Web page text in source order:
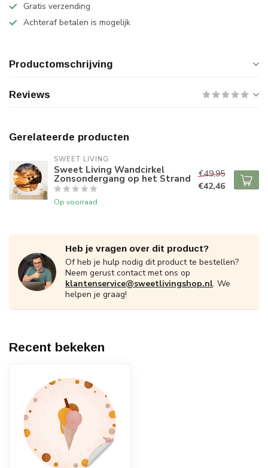
Gratis verzending
Achteraf betalen is mogelijk
Productomschrijving
Reviews
Gerelateerde producten
SWEET LIVING
Sweet Living Wandcirkel
Zonsondergang op het Strand
Op voorraad
€49,95
€42,46
Heb je vragen over dit product?
Of heb je hulp nodig dit product te bestellen?
Neem gerust contact met ons op
klantenservice@sweetlivingshop.nl. We
helpen je graag!
Recent bekeken